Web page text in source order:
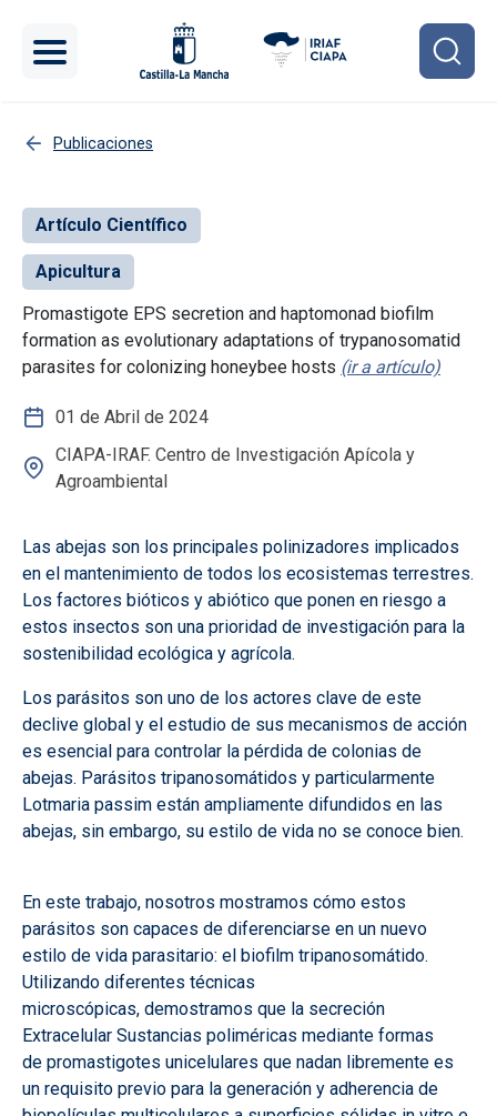
Publicaciones
Artículo Científico
Apicultura
Promastigote EPS secretion and haptomonad biofilm
formation as evolutionary adaptations of trypanosomatid
parasites for colonizing honeybee hosts (ir a artículo)
01 de Abril de 2024
CIAPA-IRAF. Centro de Investigación Apícola y
Agroambiental
Las abejas son los principales polinizadores implicados
en el mantenimiento de todos los ecosistemas terrestres.
Los factores bióticos y abiótico que ponen en riesgo a
estos insectos son una prioridad de investigación para la
sostenibilidad ecológica y agrícola.
Los parásitos son uno de los actores clave de este
declive global y el estudio de sus mecanismos de acción
es esencial para controlar la pérdida de colonias de
abejas. Parásitos tripanosomátidos y particularmente
Lotmaria passim están ampliamente difundidos en las
abejas, sin embargo, su estilo de vida no se conoce bien.
En este trabajo, nosotros mostramos cómo estos
parásitos son capaces de diferenciarse en un nuevo
estilo de vida parasitario: el biofilm tripanosomátido.
Utilizando diferentes técnicas
microscópicas, demostramos que la secreción
Extracelular Sustancias poliméricas mediante formas
de promastigotes unicelulares que nadan libremente es
un requisito previo para la generación y adherencia de